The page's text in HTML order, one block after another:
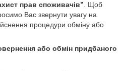
прав споживачів”. Щоб
Вас звернути увагу на
процедури обміну або
або обмін придбаного